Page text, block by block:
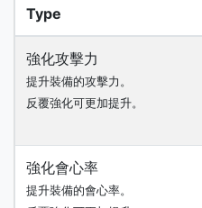
Type
強化攻擊力
提升裝備的攻擊力。
反覆強化可更加提升。
強化會心率
提升裝備的會心率。